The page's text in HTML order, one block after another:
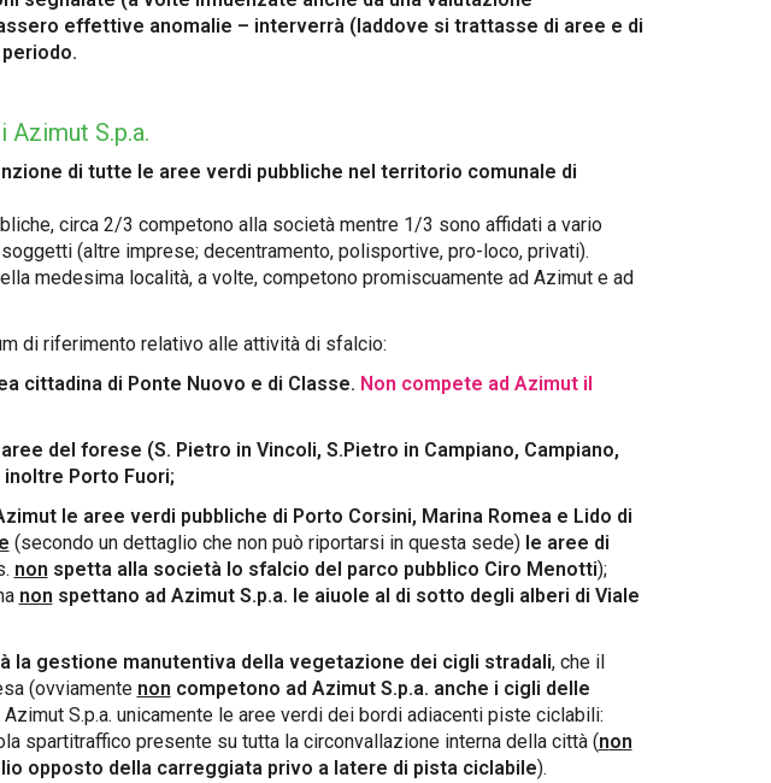
effettive anomalie – interverrà (laddove si trattasse di aree e di
S.p.a.
di tutte le aree verdi pubbliche nel territorio comunale di
circa 2/3 competono alla società mentre 1/3 sono affidati a vario
(altre imprese; decentramento, polisportive, pro-loco, privati).
medesima località, a volte, competono promiscuamente ad Azimut e ad
di riferimento relativo alle attività di sfalcio:
cittadina di Ponte Nuovo e di Classe. Non compete ad Azimut il
del forese (S. Pietro in Vincoli, S.Pietro in Campiano, Campiano,
inoltre Porto Fuori;
le aree verdi pubbliche di Porto Corsini, Marina Romea e Lido di
(secondo un dettaglio che non può riportarsi in questa sede) le aree di
non spetta alla società lo sfalcio del parco pubblico Ciro Menotti);
non spettano ad Azimut S.p.a. le aiuole al di sotto degli alberi di Viale
la gestione manutentiva della vegetazione dei cigli stradali, che il
(ovviamente non competono ad Azimut S.p.a. anche i cigli delle
Azimut S.p.a. unicamente le aree verdi dei bordi adiacenti piste ciclabili:
spartitraffico presente su tutta la circonvallazione interna della città (non
opposto della carreggiata privo a latere di pista ciclabile).